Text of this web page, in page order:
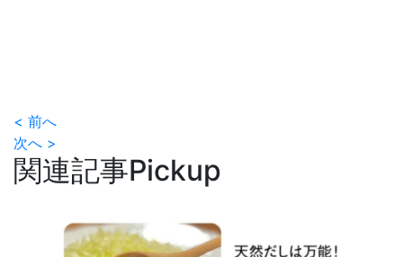
< 前へ
次へ >
関連記事Pickup